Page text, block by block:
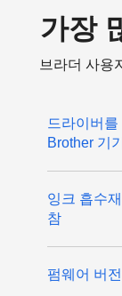
가장
브라더 사용
드라이버
Brother 기
잉크 흡수
참
펌웨어 버